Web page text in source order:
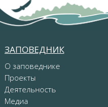
ЗАПОВЕДНИК
О заповеднике
Проекты
Деятельность
Медиа